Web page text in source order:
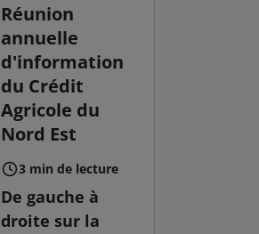
Réunion
annuelle
d'information
du Crédit
Agricole du
Nord Est
3 min de lecture
De gauche à
droite sur la